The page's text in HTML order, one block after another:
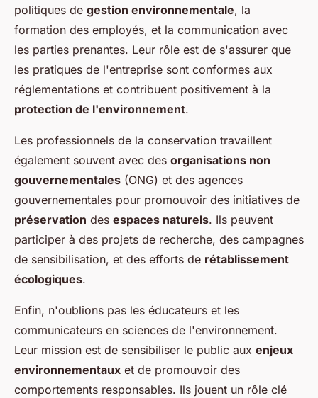
politiques de gestion environnementale, la
formation des employés, et la communication avec
les parties prenantes. Leur rôle est de s'assurer que
les pratiques de l'entreprise sont conformes aux
réglementations et contribuent positivement à la
protection de l'environnement.
Les professionnels de la conservation travaillent
également souvent avec des organisations non
gouvernementales (ONG) et des agences
gouvernementales pour promouvoir des initiatives de
préservation des espaces naturels. Ils peuvent
participer à des projets de recherche, des campagnes
de sensibilisation, et des efforts de rétablissement
écologiques.
Enfin, n'oublions pas les éducateurs et les
communicateurs en sciences de l'environnement.
Leur mission est de sensibiliser le public aux enjeux
environnementaux et de promouvoir des
comportements responsables. Ils jouent un rôle clé